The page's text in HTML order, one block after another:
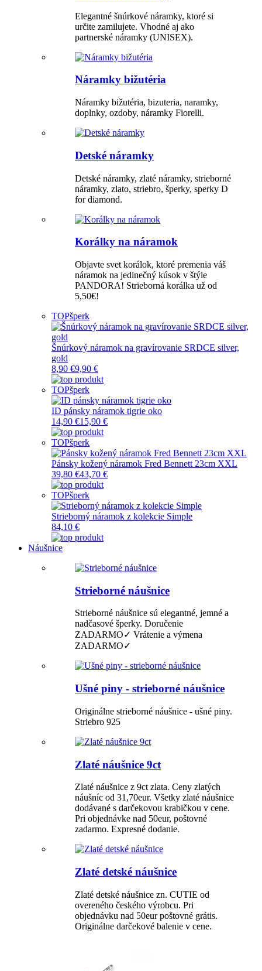
Elegantné šnúrkové náramky, ktoré si
určite zamilujete. Vhodné aj ako
partnerské náramky (UNISEX).
Náramky bižutéria
Náramky bižutéria, bizuteria, naramky,
doplnky, ozdoby, náramky Fiorelli.
Detské náramky
Detské náramky, zlaté náramky, strieborné
náramky, zlato, striebro, šperky, sperky D
for diamond.
Korálky na náramok
Objavte svet korálok, ktoré premenia váš
náramok na jedinečný kúsok v štýle
PANDORA! Strieborná korálka už od
5,50€!
TOPšperk
Šnúrkový náramok na gravírovanie SRDCE silver,
gold
8,90 €9,90 €
TOPšperk
ID pánsky náramok tigrie oko
14,90 €15,90 €
TOPšperk
Pánsky kožený náramok Fred Bennett 23cm XXL
39,80 €43,70 €
TOPšperk
Strieborný náramok z kolekcie Simple
84,10 €
Náušnice
Strieborné náušnice
Strieborné náušnice sú elegantné, jemné a
nadčasové šperky. Doručenie
ZADARMO✓ Vrátenie a výmena
ZADARMO✓
Ušné piny - strieborné náušnice
Originálne strieborné náušnice - ušné piny.
Striebro 925
Zlaté náušnice 9ct
Zlaté náušnice z 9ct zlata. Ceny zlatých
náušníc od 31,70eur. Všetky zlaté náušnice
dodávané s darčekovou krabičkou v cene.
Pri objednávke nad 50eur, poštovné
zadarmo. Expresné dodanie.
Zlaté detské náušnice
Zlaté detské náušnice zn. CUTIE od
overeného českého výrobcu. Pri
objednávku nad 50eur poštovné grátis.
Originálne darčekové balenie v cene.